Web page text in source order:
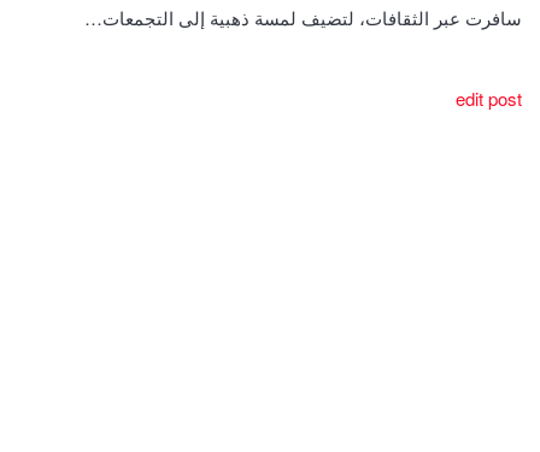
سافرت عبر الثقافات، لتضيف لمسة ذهبية إلى التجمعات…
edit post